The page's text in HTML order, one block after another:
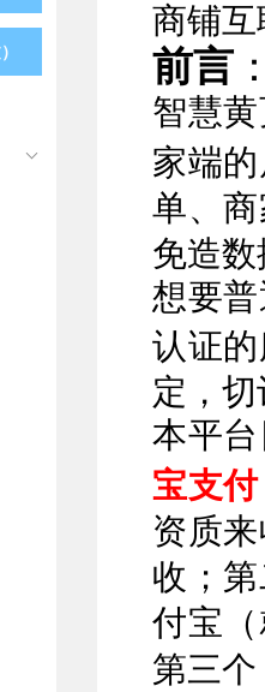
商铺
前言
智慧
家端
单、
免造
想要
认证
定，
本平
宝支
资质
收；
付宝
第三